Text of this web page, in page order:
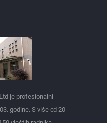
je profesionalni
godine. S više od 20